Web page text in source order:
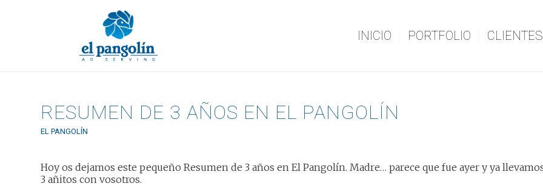
INICIO PORTFOLIO CLIENTES
RESUMEN DE 3 AÑOS EN EL PANGOLÍN
EL PANGOLÍN
Hoy os dejamos este pequeño Resumen de 3 años en El Pangolín. Madre… parece que fue ayer y ya
3 añitos con vosotros.